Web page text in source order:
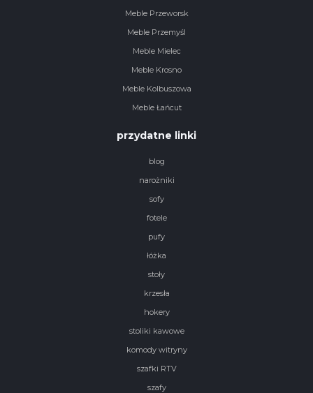
Meble Przeworsk
Meble Przemyśl
Meble Mielec
Meble Krosno
Meble Kolbuszowa
Meble Łańcut
przydatne linki
blog
narożniki
sofy
fotele
pufy
łóżka
stoły
krzesła
hokery
stoliki kawowe
komody witryny
szafki RTV
szafy